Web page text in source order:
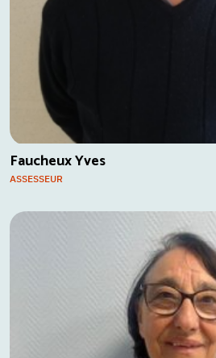
Faucheux Yves
ASSESSEUR